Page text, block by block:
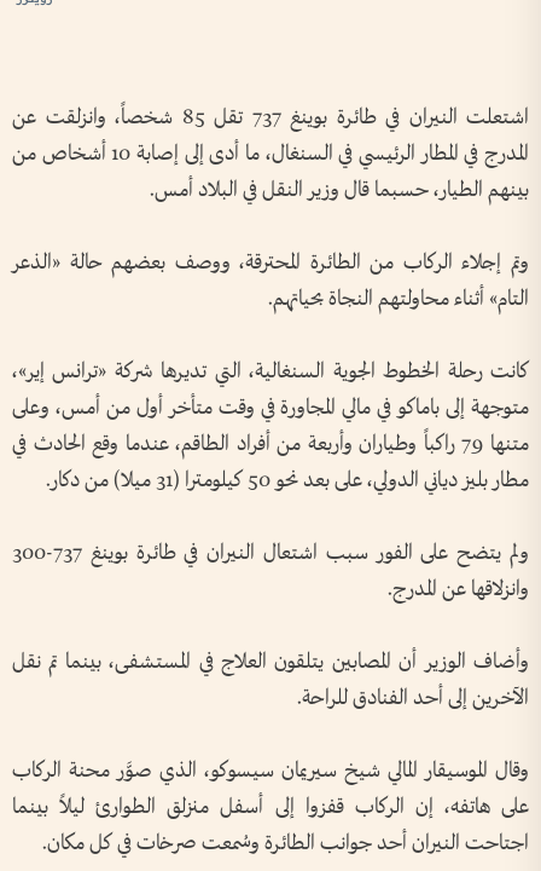
اشتعلت النيران في طائرة بوينغ 737 تقل 85 شخصاً، وانزلقت عن
المدرج في المطار الرئيسي في السنغال، ما أدى إلى إصابة 10 أشخاص من
بينهم الطيار، حسبما قال وزير النقل في البلاد أمس.
وتم إجلاء الركاب من الطائرة المحترقة، ووصف بعضهم حالة «الذعر
التام» أثناء محاولتهم النجاة بحياتهم.
كانت رحلة الخطوط الجوية السنغالية، التي تديرها شركة «ترانس إير»،
متوجهة إلى باماكو في مالي المجاورة في وقت متأخر أول من أمس، وعلى
متنها 79 راكباً وطياران وأربعة من أفراد الطاقم، عندما وقع الحادث في
مطار بليز دياني الدولي، على بعد نحو 50 كيلومترا (31 ميلا) من دكار.
ولم يتضح على الفور سبب اشتعال النيران في طائرة بوينغ 737-300
وانزلاقها عن المدرج.
وأضاف الوزير أن المصابين يتلقون العلاج في المستشفى، بينما تم نقل
الآخرين إلى أحد الفنادق للراحة.
وقال الموسيقار المالي شيخ سيريمان سيسوكو، الذي صوَّر محنة الركاب
على هاتفه، إن الركاب قفزوا إلى أسفل منزلق الطوارئ ليلاً بينما
اجتاحت النيران أحد جوانب الطائرة وسُمعت صرخات في كل مكان.